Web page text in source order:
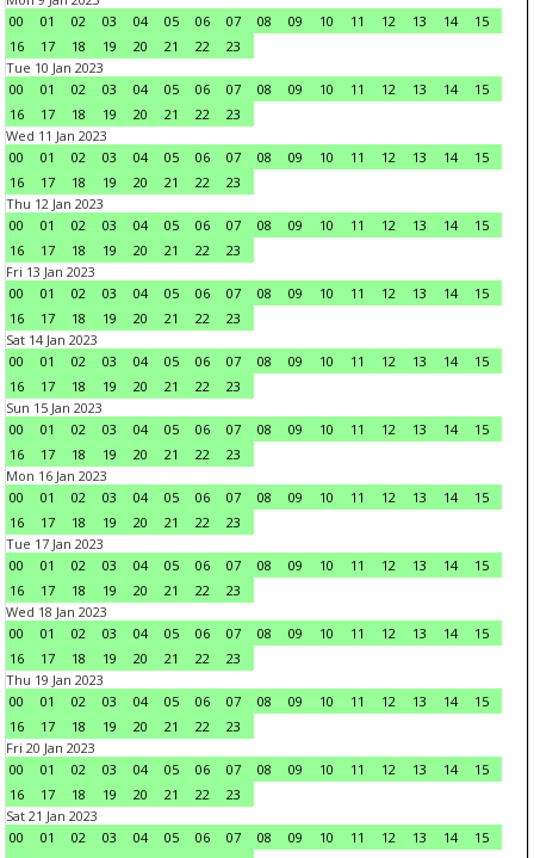
00
01 02 03 04 05 06 07 08 09 10 11 12 13 14
15
16
17 18 19 20 21 22
23
Tue 10 Jan 2023
00
01 02 03 04 05 06 07 08 09 10 11 12 13 14
15
16
17 18 19 20 21 22
23
Wed 11 Jan 2023
00
01 02 03 04 05 06 07 08 09 10 11 12 13 14
15
16
17 18 19 20 21 22
23
Thu 12 Jan 2023
00
01 02 03 04 05 06 07 08 09 10 11 12 13 14
15
16
17 18 19 20 21 22
23
Fri 13 Jan 2023
00
01 02 03 04 05 06 07 08 09 10 11 12 13 14
15
16
17 18 19 20 21 22
23
Sat 14 Jan 2023
00
01 02 03 04 05 06 07 08 09 10 11 12 13 14
15
16
17 18 19 20 21 22
23
Sun 15 Jan 2023
00
01 02 03 04 05 06 07 08 09 10 11 12 13 14
15
16
17 18 19 20 21 22
23
Mon 16 Jan 2023
00
01 02 03 04 05 06 07 08 09 10 11 12 13 14
15
16
17 18 19 20 21 22
23
Tue 17 Jan 2023
00
01 02 03 04 05 06 07 08 09 10 11 12 13 14
15
16
17 18 19 20 21 22
23
Wed 18 Jan 2023
00
01 02 03 04 05 06 07 08 09 10 11 12 13 14
15
16
17 18 19 20 21 22
23
Thu 19 Jan 2023
00
01 02 03 04 05 06 07 08 09 10 11 12 13 14
15
16
17 18 19 20 21 22
23
Fri 20 Jan 2023
00
01 02 03 04 05 06 07 08 09 10 11 12 13 14
15
16
17 18 19 20 21 22
23
Sat 21 Jan 2023
00
01 02 03 04 05 06 07 08 09 10 11 12 13 14
15